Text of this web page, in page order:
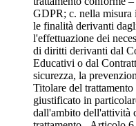
GDPR; c. nella misura
le finalità derivanti
l'effettuazione dei
di diritti derivanti dal
Educativi o dal
sicurezza, la
Titolare del
giustificato in
dall'ambito dell'attività